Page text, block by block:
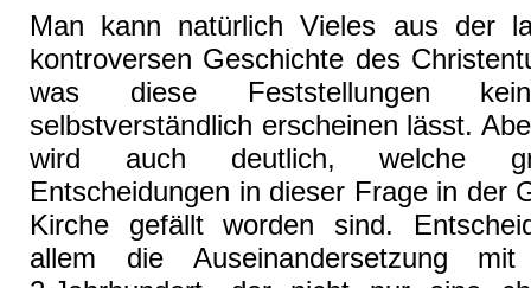
Man kann natürlich Vieles aus der
kontroversen Geschichte des
was diese Feststellungen
selbstverständlich erscheinen lässt.
wird auch deutlich, welche
Entscheidungen in dieser Frage in der
Kirche gefällt worden sind.
allem die Auseinandersetzung